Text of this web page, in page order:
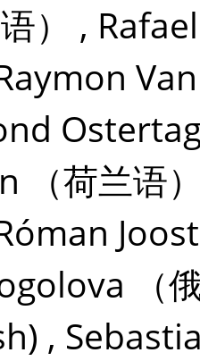
）
,
（荷兰语
Joost
（
,